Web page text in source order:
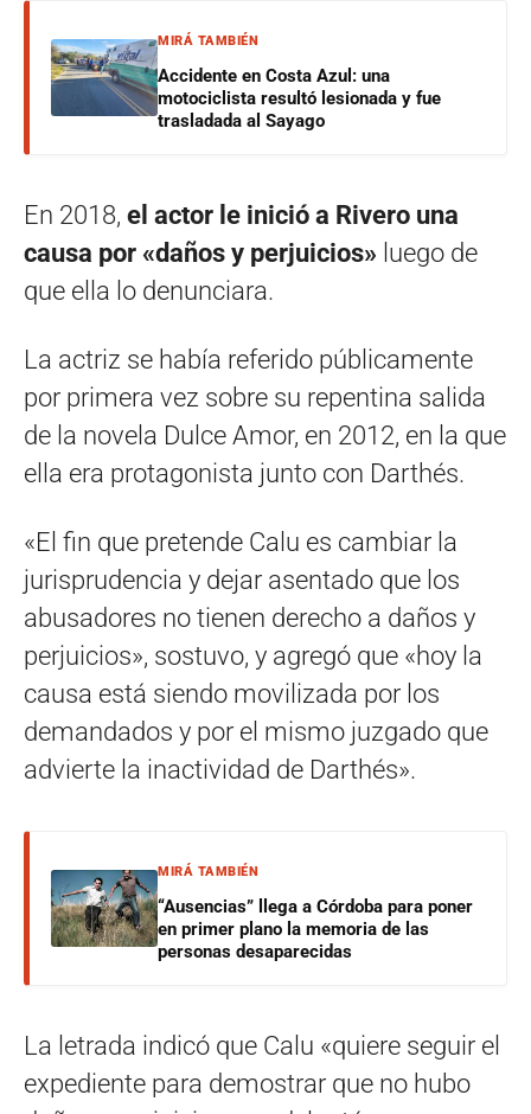
MIRÁ TAMBIÉN
Accidente en Costa Azul: una
motociclista resultó lesionada y fue
trasladada al Sayago
En 2018, el actor le inició a Rivero una
causa por «daños y perjuicios» luego de
que ella lo denunciara.
La actriz se había referido públicamente
por primera vez sobre su repentina salida
de la novela Dulce Amor, en 2012, en la que
ella era protagonista junto con Darthés.
«El fin que pretende Calu es cambiar la
jurisprudencia y dejar asentado que los
abusadores no tienen derecho a daños y
perjuicios», sostuvo, y agregó que «hoy la
causa está siendo movilizada por los
demandados y por el mismo juzgado que
advierte la inactividad de Darthés».
MIRÁ TAMBIÉN
“Ausencias” llega a Córdoba para poner
en primer plano la memoria de las
personas desaparecidas
La letrada indicó que Calu «quiere seguir el
expediente para demostrar que no hubo